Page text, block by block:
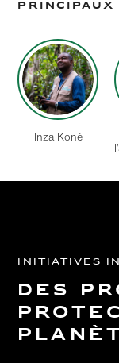
Principaux
Inza Koné
Des
Initiatives